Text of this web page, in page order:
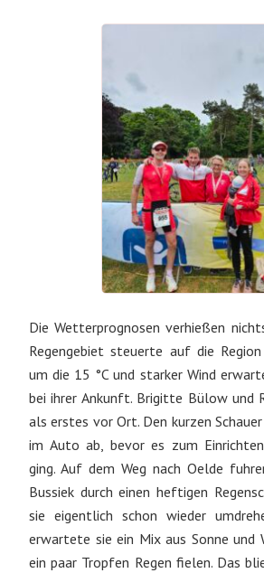
Die Wetterprognosen verhießen
Regengebiet steuerte auf die
um die 15 °C und starker Wind
bei ihrer Ankunft. Brigitte Bülow und
als erstes vor Ort. Den kurzen
im Auto ab, bevor es zum
ging. Auf dem Weg nach Oelde
Bussiek durch einen heftigen
sie eigentlich schon wieder
erwartete sie ein Mix aus Sonne und
ein paar Tropfen Regen fielen. Das